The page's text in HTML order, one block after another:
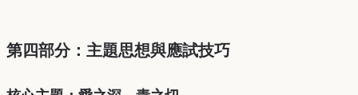
第四部分：主題思想與應試技巧